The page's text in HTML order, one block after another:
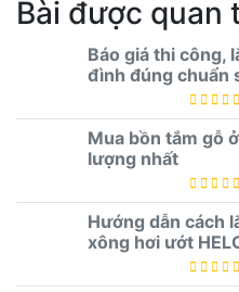
Bài được quan
Báo giá thi công,
đình đúng chuẩn
Mua bồn tắm gỗ
lượng nhất
Hướng dẫn cách
xông hơi ướt